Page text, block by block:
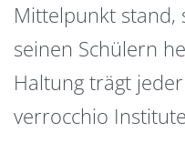
Mittelpunkt stand,
seinen Schülern
Haltung trägt
verrocchio